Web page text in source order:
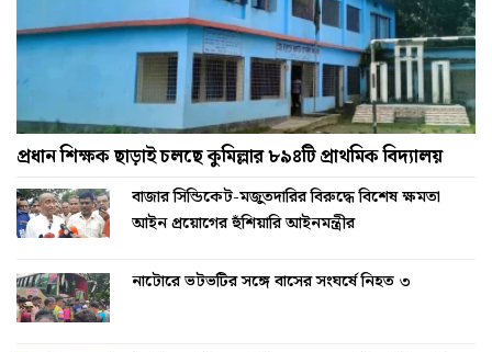
প্রধান শিক্ষক ছাড়াই চলছে কুমিল্লার ৮৯৪টি প্রাথমিক বিদ্যালয়
বাজার সিন্ডিকেট-মজুতদারির বিরুদ্ধে বিশেষ ক্ষমতা
আইন প্রয়োগের হুঁশিয়ারি আইনমন্ত্রীর
নাটোরে ভটভটির সঙ্গে বাসের সংঘর্ষে নিহত ৩